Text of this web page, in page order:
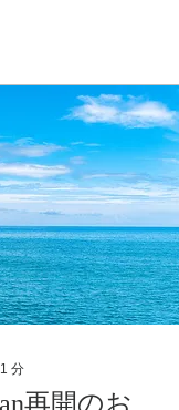
1 分
再開のお